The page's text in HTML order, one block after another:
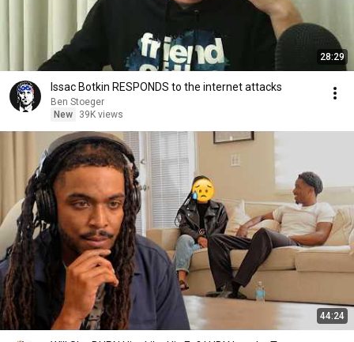
28:29
Issac Botkin RESPONDS to the internet attacks
Ben Stoeger
New
39K views
44:24